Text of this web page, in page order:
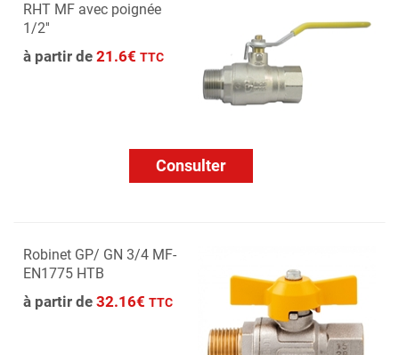
RHT MF avec poignée
1/2''
à partir de 21.6€ TTC
Consulter
Robinet GP/ GN 3/4 MF-
EN1775 HTB
à partir de 32.16€ TTC